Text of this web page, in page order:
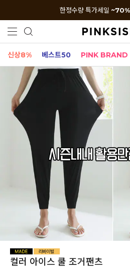
한정수량 특가세일 ~70%
신상8% 베스트50 PINK BRAND
컬러 아이스 쿨 조거팬츠